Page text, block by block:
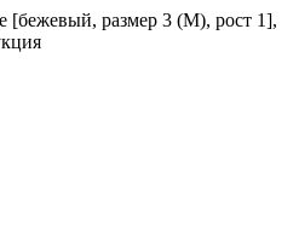
[бежевый, размер 3 (M), рост 1],